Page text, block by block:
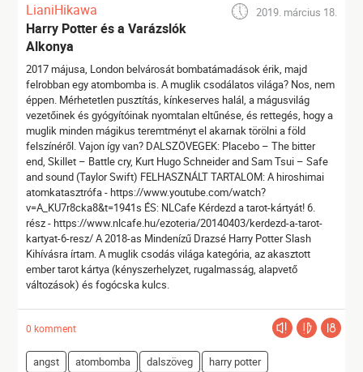
LianiHikawa 2019. március 18.
Harry Potter és a Varázslók
Alkonya
2017 májusa, London belvárosát bombatámadások érik, majd
felrobban egy atombomba is. A muglik csodálatos világa? Nos, nem
éppen. Mérhetetlen pusztítás, kínkeserves halál, a mágusvilág
vezetőinek és gyógyítóinak nyomtalan eltűnése, és rettegés, hogy a
muglik minden mágikus teremtményt el akarnak törölni a föld
felszínéről. Vajon így van? DALSZÖVEGEK: Placebo – The bitter
end, Skillet – Battle cry, Kurt Hugo Schneider and Sam Tsui – Safe
and sound (Taylor Swift) FELHASZNÁLT TARTALOM: A hiroshimai
atomkatasztrófa - https://www.youtube.com/watch?
v=A_KU7r8cka8&t=1941s ÉS: NLCafe Kérdezd a tarot-kártyát! 6.
rész - https://www.nlcafe.hu/ezoteria/20140403/kerdezd-a-tarot-
kartyat-6-resz/ A 2018-as Mindenízű Drazsé Harry Potter Slash
Kihívásra írtam. A muglik csodás világa kategória, az akasztott
ember tarot kártya (kényszerhelyzet, rugalmasság, alapvető
változások) és fogócska kulcs.
0 komment
angst atombomba dalszöveg harry potter